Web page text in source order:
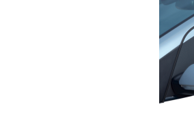
ALCATIFA
BORRACHA